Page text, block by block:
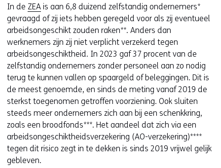
In de ZEA is aan 6,8 duizend zelfstandig ondernemers*
gevraagd of zij iets hebben geregeld voor als zij eventueel
arbeidsongeschikt zouden raken**. Anders dan
werknemers zijn zij niet verplicht verzekerd tegen
arbeidsongeschiktheid. In 2023 gaf 37 procent van de
zelfstandig ondernemers zonder personeel aan zo nodig
terug te kunnen vallen op spaargeld of beleggingen. Dit is
de meest genoemde, en sinds de meting vanaf 2019 de
sterkst toegenomen getroffen voorziening. Ook sluiten
steeds meer ondernemers zich aan bij een schenkkring,
zoals een broodfonds***. Het aandeel dat zich via een
arbeidsongeschiktheidsverzekering (AO-verzekering)****
tegen dit risico zegt in te dekken is sinds 2019 vrijwel gelijk
gebleven.